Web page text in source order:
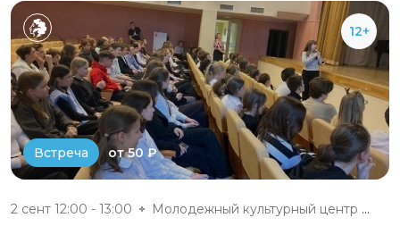
12+
Встреча от 50 ₽
2 сент 12:00 - 13:00 Молодежный культурный центр г....